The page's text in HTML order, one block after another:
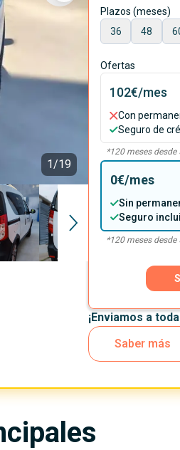
1/19
Plazos (meses)
36
48
Ofertas
102€/mes
Con
Seguro de
*120meses desde
0€/mes
Sin
Seguro
*120meses desde
¡Enviamos a
Saber más